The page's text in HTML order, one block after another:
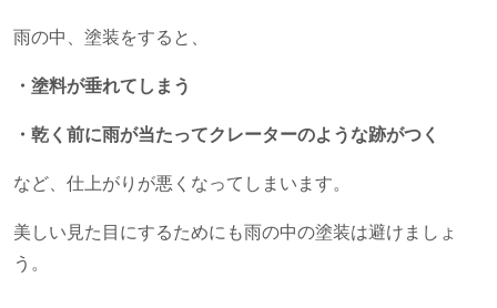
雨の中、塗装をすると、
・塗料が垂れてしまう
・乾く前に雨が当たってクレーターのような跡がつく
など、仕上がりが悪くなってしまいます。
美しい見た目にするためにも雨の中の塗装は避けましょ
う。